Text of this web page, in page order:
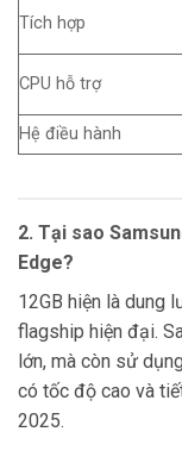
Tích hợp
CPU hỗ trợ
Hệ điều hành
2. Tại sao
Edge?
12GB hiện là dung
flagship hiện đại.
lớn, mà còn sử dụng
có tốc độ cao và
2025.